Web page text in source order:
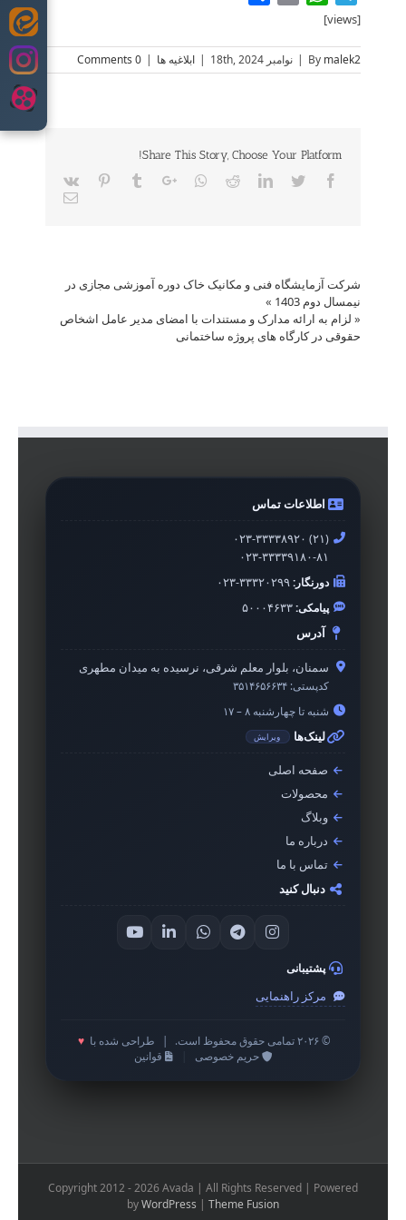
to
content
[views]
By malek2
| نوامبر 18th, 2024 | ابلاغیه ها |
0 Comments
Share This Story, Choose Your Platform!
Facebook
Twitter
LinkedIn
Reddit
Whatsapp
Google+
Tumblr
Pinterest
Vk
Email
شرکت آزمایشگاه فنی و مکانیک خاک دوره آموزشی مجازی در
نیمسال دوم 1403
»
« لزام به ارائه مدارک و مستندات با امضای مدیر عامل اشخاص
حقوقی در کارگاه های پروژه ساختمانی
اطلاعات تماس
۰۲۳-۳۳۳۳۸۹۲۰ (۲۱)
۰۲۳-۳۳۳۳۹۱۸۰-۸۱
دورنگار:۰۲۳-۳۳۳۲۰۲۹۹
پیامکی:۵۰۰۰۴۶۳۳
آدرس
سمنان، بلوار معلم شرقی، نرسیده به میدان مطهری
کدپستی: ۳۵۱۴۶۵۶۶۳۴
شنبه تا چهارشنبه ۸ – ۱۷
لینک‌ها ویرایش
صفحه اصلی
محصولات
وبلاگ
درباره ما
تماس با ما
دنبال کنید
پشتیبانی
مرکز راهنمایی
© ۲۰۲۶ تمامی حقوق محفوظ است. طراحی شده با ♥
حریم خصوصی
قوانین
Copyright 2012 - 2026 Avada | All Rights Reserved | Powered
byWordPress | Theme Fusion